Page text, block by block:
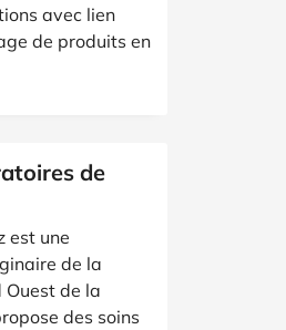
avec lien
de produits en
de
est une
de la
Ouest de la
des soins